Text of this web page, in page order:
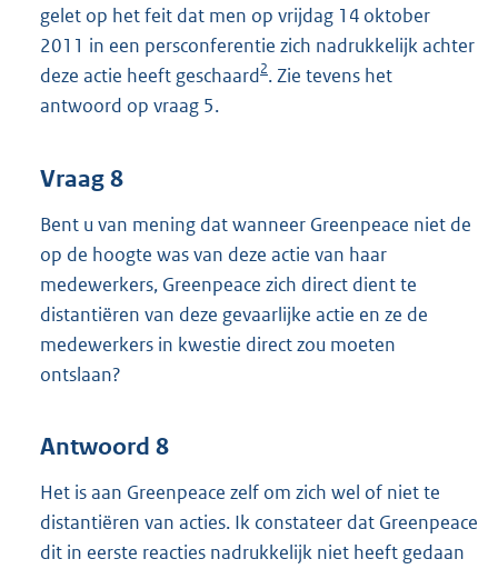
gelet op het feit dat men op vrijdag 14 oktober
2011 in een persconferentie zich nadrukkelijk achter
deze actie heeft geschaard2. Zie tevens het
antwoord op vraag 5.
Vraag 8
Bent u van mening dat wanneer Greenpeace niet de
op de hoogte was van deze actie van haar
medewerkers, Greenpeace zich direct dient te
distantiëren van deze gevaarlijke actie en ze de
medewerkers in kwestie direct zou moeten
ontslaan?
Antwoord 8
Het is aan Greenpeace zelf om zich wel of niet te
distantiëren van acties. Ik constateer dat Greenpeace
dit in eerste reacties nadrukkelijk niet heeft gedaan